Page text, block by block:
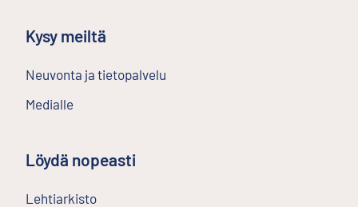
Kysy meiltä
Neuvonta ja tietopalvelu
Medialle
Löydä nopeasti
Lehtiarkisto